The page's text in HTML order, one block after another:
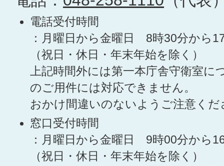
電話受付時間
：月曜日から金曜日 8時30分から
（祝日・休日・年末年始を除く）
上記時間外には第一本庁舎守衛室に
のご用件には対応できません。
おかけ間違いのないようご注意くだ
窓口受付時間
：月曜日から金曜日 9時00分から
（祝日・休日・年末年始を除く）